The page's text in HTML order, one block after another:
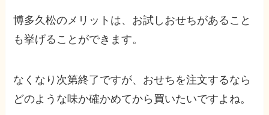
博多久松のメリットは、お試しおせちがあること
も挙げることができます。
なくなり次第終了ですが、おせちを注文するなら
どのような味か確かめてから買いたいですよね。